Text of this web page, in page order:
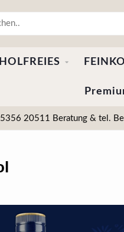
20511 Beratung & tel.